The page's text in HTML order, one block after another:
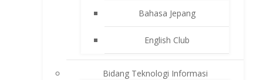
Bahasa Jepang
English Club
Bidang Teknologi Informasi